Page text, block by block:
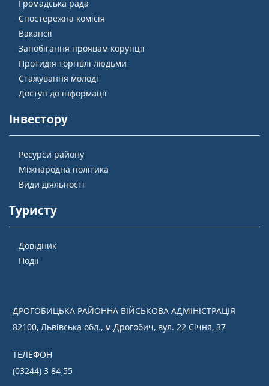
Громадська рада
Спостережна комісія
Вакансії
Запобігання проявам корупції
Протидія торгівлі людьми
Стажування молоді
Доступ до інформації
Інвестору
Ресурси району
Міжнародна політика
Види діяльності
Туристу
Довідник
Події
ДРОГОБИЦЬКА РАЙОННА ВІЙСЬКОВА АДМІНІСТРАЦІЯ
82100, Львівська обл., м.Дрогобич, вул. 22 Січня, 37
ТЕЛЕФОН
(03244) 3 84 55